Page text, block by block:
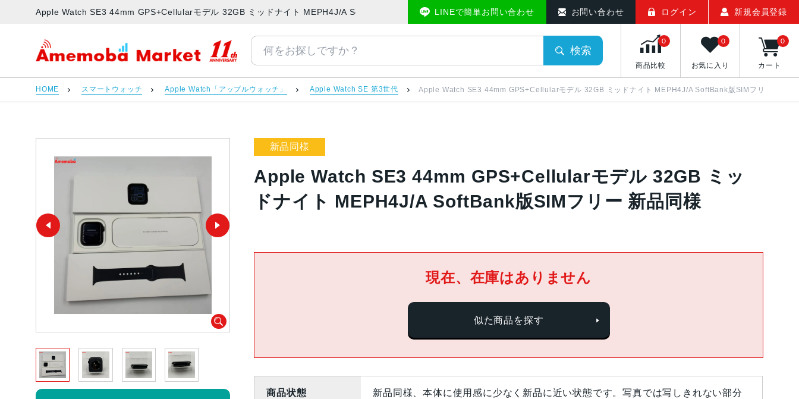
Apple Watch SE3 44mm GPS+Cellularモデル 32GB ミッドナイト MEPH4J/A SoftBank版SIMフリー 新品同様 | 中古スマホ販売のアメモバマーケット
LINEで簡単お問い合わせ お問い合わせ ログイン 新規会員登録
アメモバマーケット
検索
商品比較
0
お気に入り
0
カート
0
HOME スマートウォッチ Apple Watch「アップルウォッチ」 Apple Watch SE 第3世代 Apple Watch SE3 44mm GPS+Cellularモデル 32GB ミッドナイト MEPH4J/A SoftBank版SIMフリー 新品同
新品同様
Apple Watch SE3 44mm GPS+Cellularモデル 32GB ミッ
ドナイト MEPH4J/A SoftBank版SIMフリー 新品同様
現在、在庫はありません
似た商品を探す
商品状態
新品同様、本体に使用感に少なく新品に近い状態です。写真では写しきれない部分